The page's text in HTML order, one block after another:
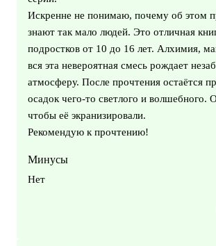
Искренне не понимаю, почему об этом
знают так мало людей. Это отличная
подростков от 10 до 16 лет. Алхимия,
вся эта невероятная смесь рождает
атмосферу. После прочтения остаётся
осадок чего-то светлого и волшебного.
чтобы её экранизировали.
Рекомендую к прочтению!
Минусы
Нет